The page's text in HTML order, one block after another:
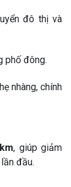
đô thị và
phố đông.
nhàng, chính
, giúp giảm
đầu.